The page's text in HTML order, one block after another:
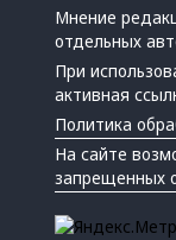
Мнение
отдельных
При
активная
Политика
На сайте
запрещенных